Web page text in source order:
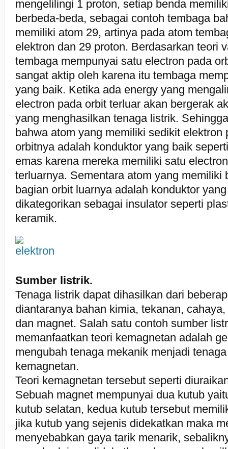
mengelilingi 1 proton, setiap benda
berbeda-beda, sebagai contoh tembaga
memiliki atom 29, artinya pada atom
elektron dan 29 proton. Berdasarkan teori
tembaga mempunyai satu electron pada
sangat aktip oleh karena itu tembaga
yang baik. Ketika ada energy yang
electron pada orbit terluar akan bergerak
yang menghasilkan tenaga listrik.
bahwa atom yang memiliki sedikit elektron
orbitnya adalah konduktor yang baik
emas karena mereka memiliki satu
terluarnya. Sementara atom yang memiliki
bagian orbit luarnya adalah konduktor
dikategorikan sebagai insulator seperti
keramik.
Sumber listrik.
Tenaga listrik dapat dihasilkan dari
diantaranya bahan kimia, tekanan,
dan magnet. Salah satu contoh sumber
memanfaatkan teori kemagnetan adalah
mengubah tenaga mekanik menjadi
kemagnetan.
Teori kemagnetan tersebut seperti
Sebuah magnet mempunyai dua kutub
kutub selatan, kedua kutub tersebut
jika kutub yang sejenis didekatkan maka
menyebabkan gaya tarik menarik,